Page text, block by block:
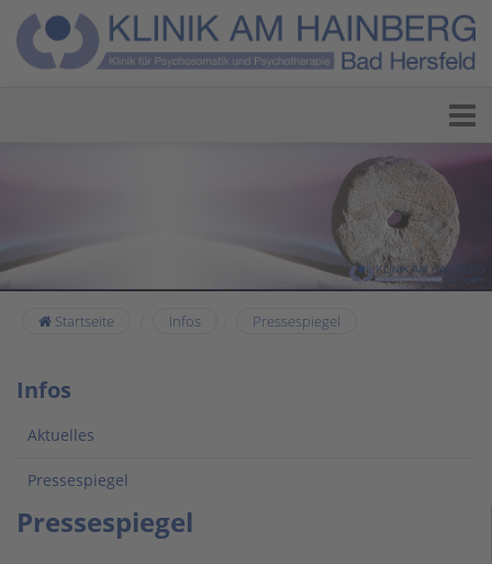
Startseite Infos Pressespiegel
Infos
Aktuelles
Pressespiegel
Pressespiegel